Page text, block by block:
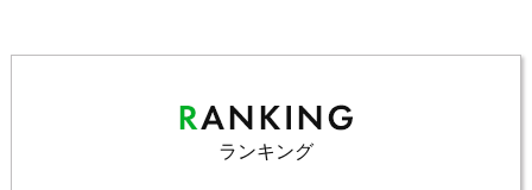
ランキング